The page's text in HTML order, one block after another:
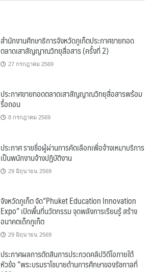
สำนักงานศึกษาธิการจังหวัดภูเก็ตประกาศขายทอด
ตลาดเสาสัญญาณวิทยุสื่อสาร (ครั้งที่ 2)
27 กรกฎาคม 2569
ประกาศขายทอดตลาดเสาสัญญาณวิทยุสื่อสารพร้อม
รื้อถอน
8 กรกฎาคม 2569
ประกาศ รายชื่อผู้ผ่านการคัดเลือกเพื่อจ้างเหมาบริการ
เป็นพนักงานจ้างปฏิบัติงาน
29 มิถุนายน 2569
จังหวัดภูเก็ต จัด“Phuket Education Innovation
Expo” เปิดพื้นที่นวัตกรรม จุดพลังการเรียนรู้ สร้าง
อนาคตเด็กภูเก็ต
29 มิถุนายน 2569
ประกาศผลการตัดสินการประกวดคลิปวิดีโอภายใต้
หัวข้อ “พระบรมราโชบายด้านการศึกษาของรัชกาลที่